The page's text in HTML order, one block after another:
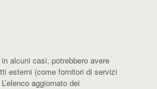
alcuni casi, potrebbero avere
esterni (come fornitori di servizi
aggiornato dei